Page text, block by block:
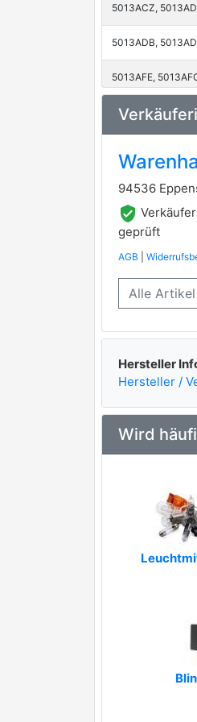
5013ACZ,
5013ADB,
5013AFE,
5013ADA,
5013AGJ
5013ADC,
5013ADG,
94536
verified_user Verkäufer
geprüft
AGB
Alle
Hersteller
Hersteller /
Wird